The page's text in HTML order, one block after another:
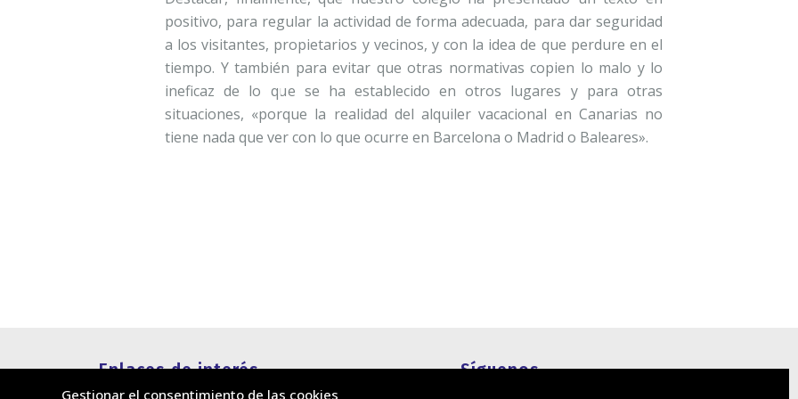
Gestionar el consentimiento de las cookies
positivo, para regular la actividad de forma adecuada, para dar seguridad
a los visitantes, propietarios y vecinos, y con la idea de que perdure en el
tiempo. Y también para evitar que otras normativas copien lo malo y lo
ineficaz de lo que se ha establecido en otros lugares y para otras
situaciones, «porque la realidad del alquiler vacacional en Canarias no
tiene nada que ver con lo que ocurre en Barcelona o Madrid o Baleares».
Enlaces de interés Síguenos